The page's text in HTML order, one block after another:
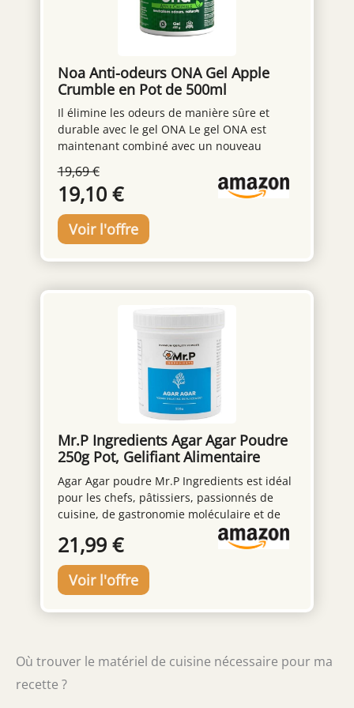
traité pour préserver ses propriétés. Peut
contenir des traces d’allergènes – voir
Noa Anti-odeurs ONA Gel Apple
Crumble en Pot de 500ml
Il élimine les odeurs de manière sûre et
durable avec le gel ONA Le gel ONA est
maintenant combiné avec un nouveau
Il est non toxique, respectueux de
l'environnement et sûr à utiliser à proximité
des personnes, des animaux domestiques et
des plantes
19,69 €
19,10 €
Mr.P Ingredients Agar Agar Poudre
250g Pot, Gelifiant Alimentaire
Naturel et Végétal pour Gelées,
Desserte, Cuisine Moléculaire et
Mixologie, Sans Gluten, Sans OGM,
Gélatine Halal, Kasher
Agar Agar poudre Mr.P Ingredients est idéal
pour les chefs, pâtissiers, passionnés de
cuisine, de gastronomie moléculaire et de
mixologie à la recherche d’une alternative
végétalienne à la gelatine traditionnelle.
Parfait pour les recettes sans gluten,
végétariennes, vegan et pour les régimes
halal ou kasher. Agar agar alimentaire
gelifiant en poudre est un puissant
sans altérer le goût ni l’arôme, permettant la
création de gels transparents et à la texture
21,99 €
Où trouver le matériel de cuisine nécessaire pour ma
recette ?